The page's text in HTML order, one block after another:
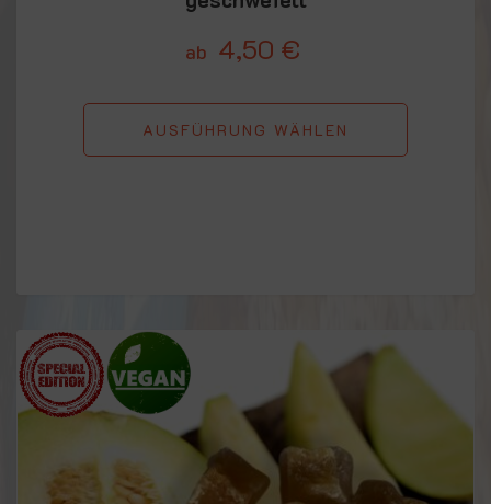
ab 4,50 €
AUSFÜHRUNG WÄHLEN